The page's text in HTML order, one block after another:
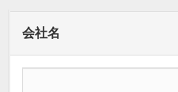
会社名